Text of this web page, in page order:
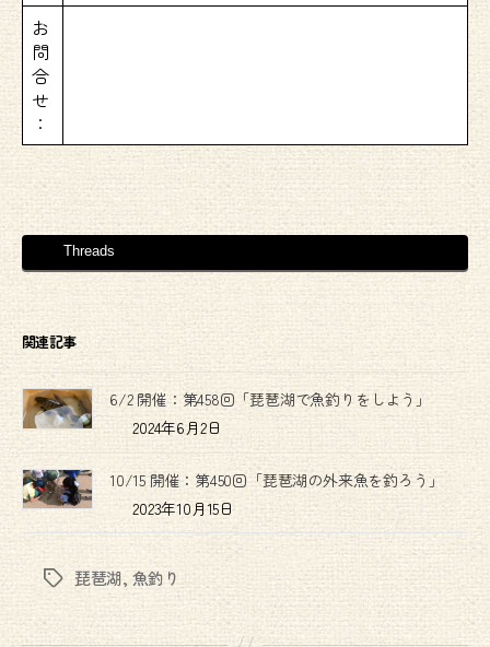
お
問
合
せ
：
Threads
関連記事
6/2 開催：第458回「琵琶湖で魚釣りをしよう」
2024年6月2日
10/15 開催：第450回「琵琶湖の外来魚を釣ろう」
2023年10月15日
Tags琵琶湖, 魚釣り